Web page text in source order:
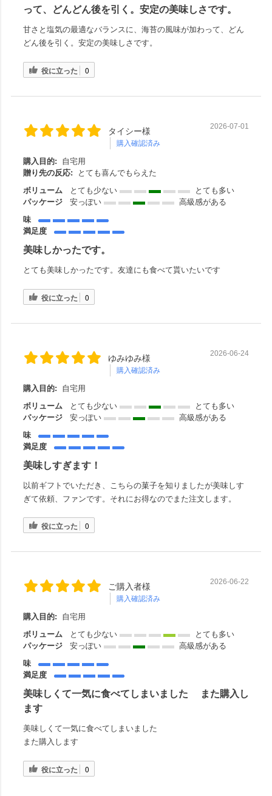
って、どんどん後を引く。安定の美味しさです。
甘さと塩気の最適なバランスに、海苔の風味が加わって、どん
どん後を引く。安定の美味しさです。
役に立った 0
タイシー様
購入確認済み
2026-07-01
購入目的:
自宅用
贈り先の反応:
とても喜んでもらえた
ボリューム
とても少ない
とても多い
パッケージ
安っぽい
高級感がある
味
満足度
美味しかったです。
とても美味しかったです。友達にも食べて貰いたいです
役に立った 0
ゆみゆみ様
購入確認済み
2026-06-24
購入目的:
自宅用
ボリューム
とても少ない
とても多い
パッケージ
安っぽい
高級感がある
味
満足度
美味しすぎます！
以前ギフトでいただき、こちらの菓子を知りましたが美味しす
ぎて依頼、ファンです。それにお得なのでまた注文します。
役に立った 0
ご購入者様
購入確認済み
2026-06-22
購入目的:
自宅用
ボリューム
とても少ない
とても多い
パッケージ
安っぽい
高級感がある
味
満足度
美味しくて一気に食べてしまいました また購入し
ます
美味しくて一気に食べてしまいました
また購入します
役に立った 0